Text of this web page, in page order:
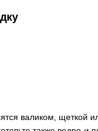
валиком, щеткой